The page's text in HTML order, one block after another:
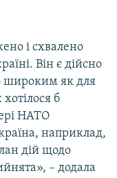
і схвалено
Він є дійсно
широким як для
б
НАТО
наприклад,
дій щодо
– додала